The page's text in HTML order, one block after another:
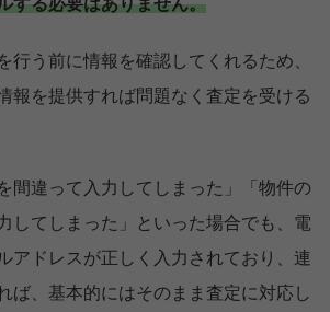
する必要はありません。
行う前に情報を確認してくれるため、
報を提供すれば問題なく査定を受ける
間違って入力してしまった」「物件の
してしまった」といった場合でも、電
アドレスが正しく入力されており、連
ば、基本的にはそのまま査定に対応し